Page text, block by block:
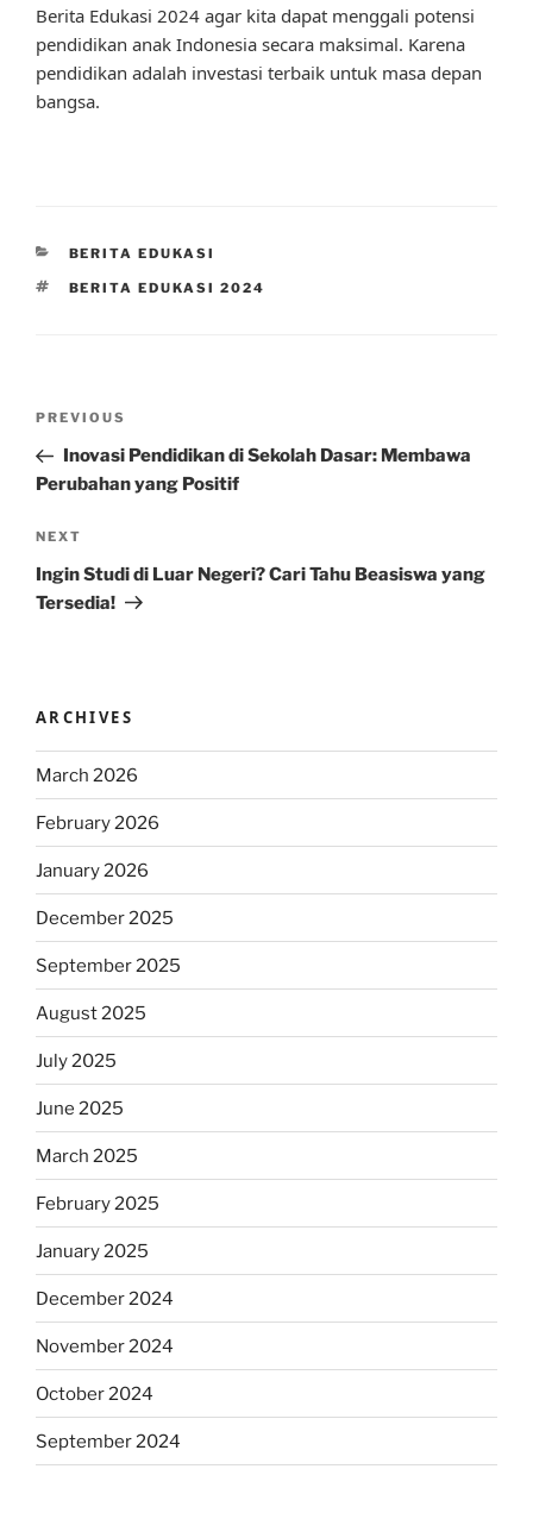
Berita Edukasi 2024 agar kita dapat menggali potensi
pendidikan anak Indonesia secara maksimal. Karena
pendidikan adalah investasi terbaik untuk masa depan
bangsa.
CATEGORIES
BERITA EDUKASI
TAGS
BERITA EDUKASI 2024
Previous
Post
PREVIOUS
Inovasi Pendidikan di Sekolah Dasar: Membawa
Perubahan yang Positif
Next
Post
NEXT
Ingin Studi di Luar Negeri? Cari Tahu Beasiswa yang
Tersedia!
ARCHIVES
March 2026
February 2026
January 2026
December 2025
September 2025
August 2025
July 2025
June 2025
March 2025
February 2025
January 2025
December 2024
November 2024
October 2024
September 2024